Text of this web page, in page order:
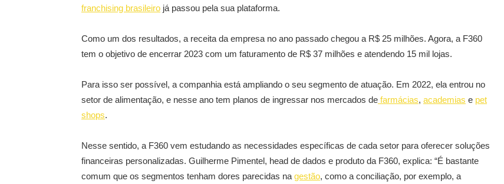
franchising brasileiro já passou pela sua plataforma.
Como um dos resultados, a receita da empresa no ano passado chegou a R$ 25 milhões. Agora, a F360
tem o objetivo de encerrar 2023 com um faturamento de R$ 37 milhões e atendendo 15 mil lojas.
Para isso ser possível, a companhia está ampliando o seu segmento de atuação. Em 2022, ela entrou no
setor de alimentação, e nesse ano tem planos de ingressar nos mercados de farmácias, academias e pet
shops.
Nesse sentido, a F360 vem estudando as necessidades específicas de cada setor para oferecer soluções
financeiras personalizadas. Guilherme Pimentel, head de dados e produto da F360, explica: “É bastante
comum que os segmentos tenham dores parecidas na gestão, como a conciliação, por exemplo, a